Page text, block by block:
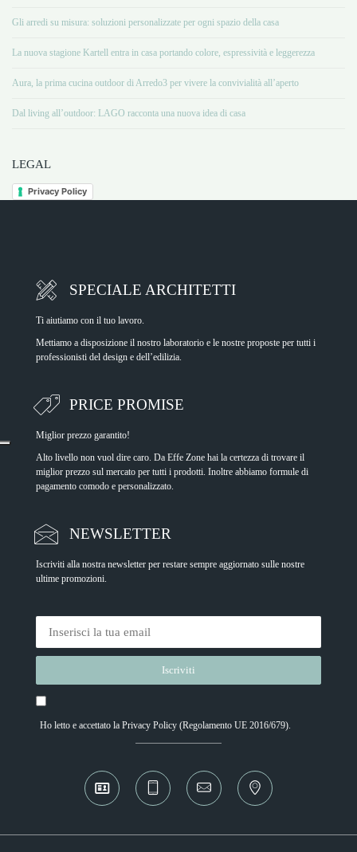
Gli arredi su misura: soluzioni personalizzate per ogni spazio della casa
La nuova stagione Kartell entra in casa portando colore, espressività e leggerezza
Aura, la prima cucina outdoor di Arredo3 per vivere la convivialità all’aperto
Dal living all’outdoor: LAGO racconta una nuova idea di casa
LEGAL
Privacy Policy
SPECIALE ARCHITETTI
Ti aiutiamo con il tuo lavoro.
Mettiamo a disposizione il nostro laboratorio e le nostre proposte per tutti i
professionisti del design e dell’edilizia.
PRICE PROMISE
Miglior prezzo garantito!
Alto livello non vuol dire caro. Da Effe Zone hai la certezza di trovare il
miglior prezzo sul mercato per tutti i prodotti. Inoltre abbiamo formule di
pagamento comodo e personalizzato.
NEWSLETTER
Iscriviti alla nostra newsletter per restare sempre aggiornato sulle nostre
ultime promozioni.
Ho letto e accettato la Privacy Policy(Regolamento UE 2016/679).
Alternative: